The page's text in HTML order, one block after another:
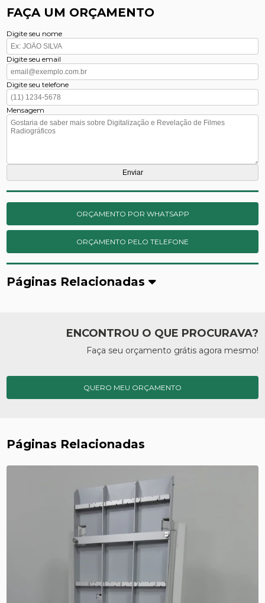
FAÇA UM ORÇAMENTO
Digite seu nome
Digite seu email
Digite seu telefone
Mensagem
ORÇAMENTO POR WHATSAPP
ORÇAMENTO PELO TELEFONE
Páginas Relacionadas
ENCONTROU O QUE PROCURAVA?
Faça seu orçamento grátis agora mesmo!
QUERO MEU ORÇAMENTO
Páginas Relacionadas